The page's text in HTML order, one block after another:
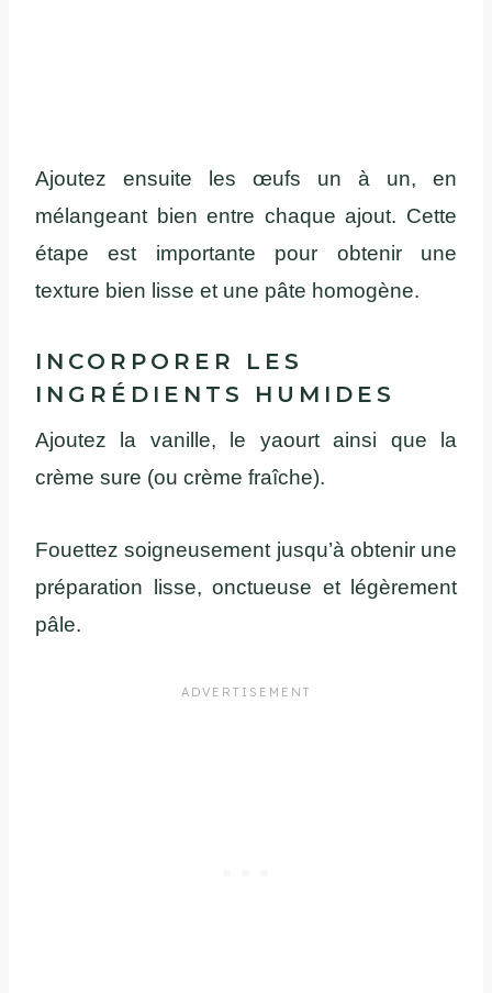
Ajoutez ensuite les œufs un à un, en
mélangeant bien entre chaque ajout. Cette
étape est importante pour obtenir une
texture bien lisse et une pâte homogène.
INCORPORER LES
INGRÉDIENTS HUMIDES
Ajoutez la vanille, le yaourt ainsi que la
crème sure (ou crème fraîche).
Fouettez soigneusement jusqu’à obtenir une
préparation lisse, onctueuse et légèrement
pâle.